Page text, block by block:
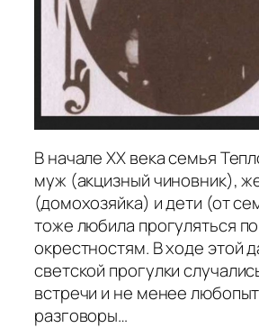
В начале XX века семья
муж (акцизный чиновник),
(домохозяйка) и дети (от
тоже любила прогуляться
окрестностям. В ходе этой
светской прогулки
встречи и не менее
разговоры…